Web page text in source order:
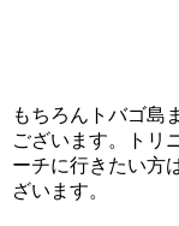
もちろんトバゴ島
ございます。トリ
ーチに行きたい方
ざいます。